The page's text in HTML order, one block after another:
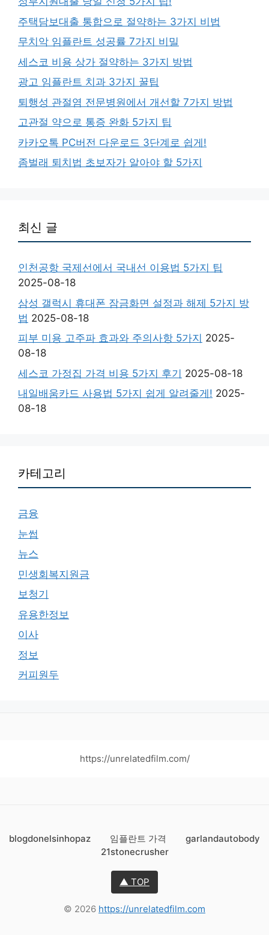
주택담보대출 통합으로 절약하는 3가지 비법
무치악 임플란트 성공률 7가지 비밀
세스코 비용 상가 절약하는 3가지 방법
광고 임플란트 치과 3가지 꿀팁
퇴행성 관절염 전문병원에서 개선할 7가지 방법
고관절 약으로 통증 완화 5가지 팁
카카오톡 PC버전 다운로드 3단계로 쉽게!
좀벌래 퇴치법 초보자가 알아야 할 5가지
최신 글
인천공항 국제선에서 국내선 이용법 5가지 팁
2025-08-18
삼성 갤럭시 휴대폰 잠금화면 설정과 해제 5가지 방
법 2025-08-18
피부 미용 고주파 효과와 주의사항 5가지 2025-
08-18
세스코 가정집 가격 비용 5가지 후기 2025-08-18
내일배움카드 사용법 5가지 쉽게 알려줄게! 2025-
08-18
카테고리
금융
눈썹
뉴스
민생회복지원금
보청기
유용한정보
이사
정보
커피원두
https://unrelatedfilm.com/
blogdonelsinhopaz 임플란트 가격
garlandautobody
21stonecrusher
▲ TOP
© 2026 https://unrelatedfilm.com